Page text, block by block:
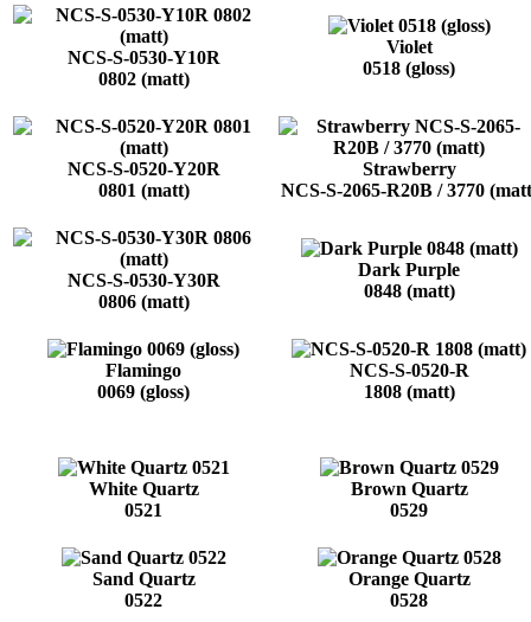
NCS-S-0530-Y10R
0802 (matt)
Violet
0518 (gloss)
NCS-S-0520-Y20R
0801 (matt)
Strawberry
NCS-S-2065-R20B / 3770
NCS-S-0530-Y30R
0806 (matt)
Dark Purple
0848 (matt)
Flamingo
0069 (gloss)
NCS-S-0520-R
1808 (matt)
White Quartz
0521
Brown Quartz
0529
Sand Quartz
0522
Orange Quartz
0528